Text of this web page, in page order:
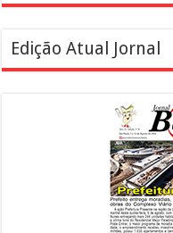
Edição Atual Jornal